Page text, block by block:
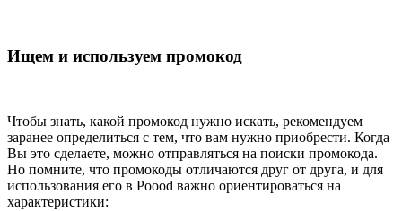
Ищем и используем промокод
Чтобы знать, какой промокод нужно искать, рекомендуем
заранее определиться с тем, что вам нужно приобрести. Когда
Вы это сделаете, можно отправляться на поиски промокода.
Но помните, что промокоды отличаются друг от друга, и для
использования его в Poood важно ориентироваться на
характеристики: